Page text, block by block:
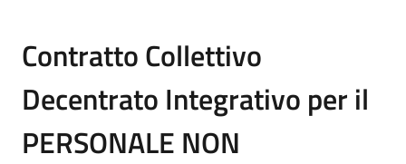
Contratto Collettivo
Decentrato Integrativo per il
PERSONALE NON